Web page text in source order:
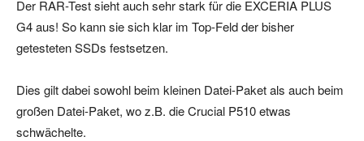
Der RAR-Test sieht auch sehr stark für die EXCERIA PLUS
G4 aus! So kann sie sich klar im Top-Feld der bisher
getesteten SSDs festsetzen.
Dies gilt dabei sowohl beim kleinen Datei-Paket als auch beim
großen Datei-Paket, wo z.B. die Crucial P510 etwas
schwächelte.